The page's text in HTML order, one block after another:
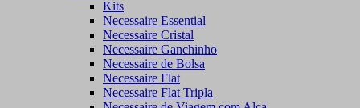
Kits
Necessaire Essential
Necessaire Cristal
Necessaire Ganchinho
Necessaire de Bolsa
Necessaire Flat
Necessaire Flat Tripla